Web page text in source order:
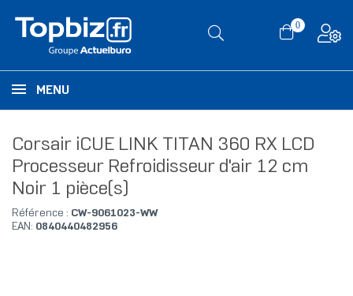
0
MENU
Corsair iCUE LINK TITAN 360 RX LCD
Processeur Refroidisseur d'air 12 cm
Noir 1 pièce(s)
Référence : CW-9061023-WW
EAN: 0840440482956